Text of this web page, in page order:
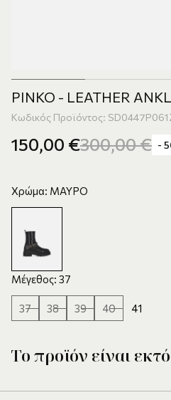
PINKO - LEATHER
Κωδικός Προϊόντος:
300,00€
150,00 € -
Χρώμα: ΜΑΥΡΟ
Μέγεθος: 37
37 38 39 40 41
Το προϊόν είναι